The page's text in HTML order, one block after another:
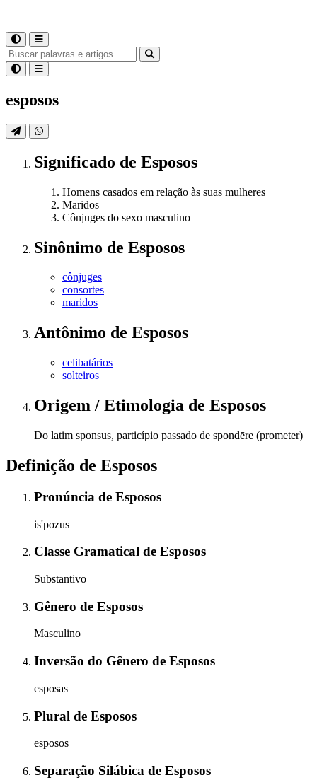
esposos
Significado de Esposos
Homens casados em relação às suas mulheres
Maridos
Cônjuges do sexo masculino
Sinônimo de Esposos
cônjuges
consortes
maridos
Antônimo de Esposos
celibatários
solteiros
Origem / Etimologia de Esposos
Do latim sponsus, particípio passado de spondēre (prometer)
Definição de Esposos
Pronúncia de Esposos
is'pozus
Classe Gramatical de Esposos
Substantivo
Gênero de Esposos
Masculino
Inversão do Gênero de Esposos
esposas
Plural de Esposos
esposos
Separação Silábica de Esposos